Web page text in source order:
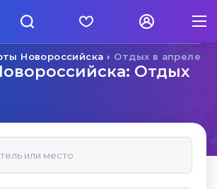
Отдых в апреле
Новороссийска
Отдых